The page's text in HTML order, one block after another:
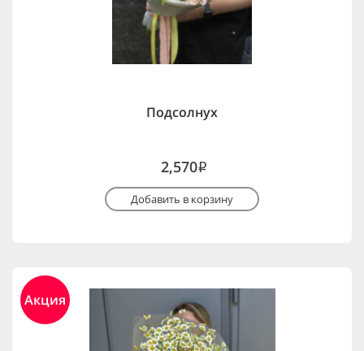
Подсолнух
2,570i
Добавить в корзину
Акция